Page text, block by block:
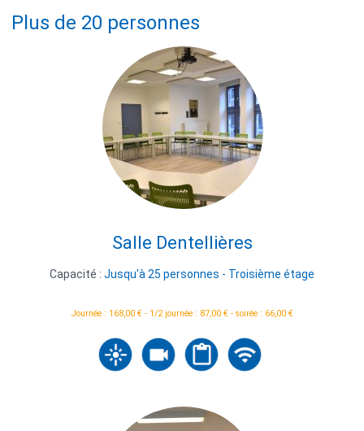
Plus de 20 personnes
Salle Dentellières
Capacité : Jusqu'à 25 personnes - Troisième étage
Journée : 168,00 € - 1/2 journée : 87,00 € - soirée : 66,00 €